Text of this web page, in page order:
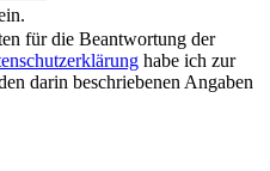
für die Beantwortung der
habe ich zur
darin beschriebenen Angaben